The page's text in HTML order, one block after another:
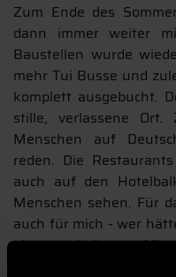
Zum Ende des
dann immer weiter
Baustellen wurde
mehr Tui Busse und
komplett ausgebucht.
stille, verlassene
Menschen auf
reden. Die
auch auf den
Menschen sehen. Für
auch für mich - wer
eines der beliebten All-